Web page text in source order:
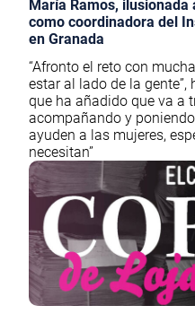
María Ramos,
como coordinadora del
en Granada
“Afronto el reto con
estar al lado de la
que ha añadido que va a
acompañando y
ayuden a las mujeres,
necesitan”